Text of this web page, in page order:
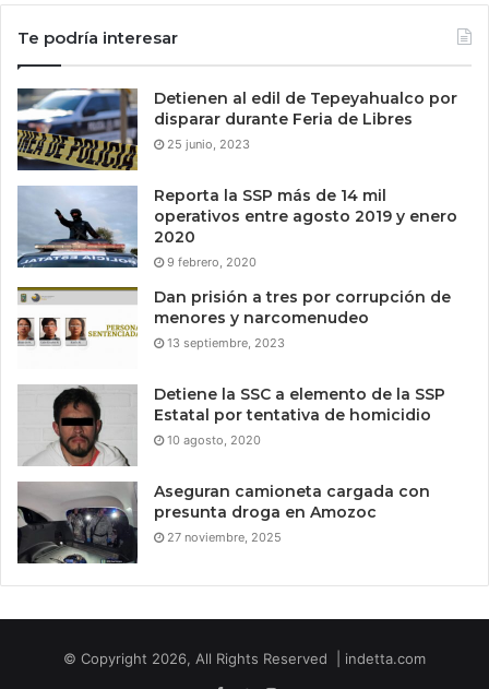
Te podría interesar
Detienen al edil de Tepeyahualco por
disparar durante Feria de Libres
25 junio, 2023
Reporta la SSP más de 14 mil
operativos entre agosto 2019 y enero
2020
9 febrero, 2020
Dan prisión a tres por corrupción de
menores y narcomenudeo
13 septiembre, 2023
Detiene la SSC a elemento de la SSP
Estatal por tentativa de homicidio
10 agosto, 2020
Aseguran camioneta cargada con
presunta droga en Amozoc
27 noviembre, 2025
© Copyright 2026, All Rights Reserved | indetta.com